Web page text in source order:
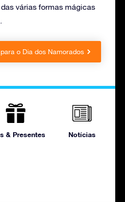
várias formas mágicas
o Dia dos Namorados
& Presentes Notícias